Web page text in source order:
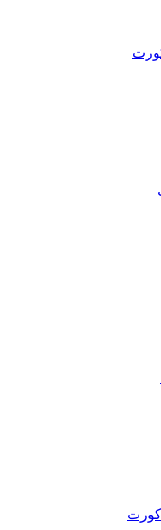
کورت